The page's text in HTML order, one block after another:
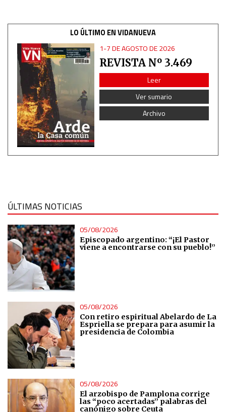
LO ÚLTIMO EN VIDANUEVA
1-7 DE AGOSTO DE 2026
REVISTA Nº 3.469
Leer
Ver sumario
Archivo
ÚLTIMAS NOTICIAS
05/08/2026
Episcopado argentino: “¡El Pastor
viene a encontrarse con su pueblo!”
05/08/2026
Con retiro espiritual Abelardo de La
Espriella se prepara para asumir la
presidencia de Colombia
05/08/2026
El arzobispo de Pamplona corrige
las “poco acertadas” palabras del
canónigo sobre Ceuta